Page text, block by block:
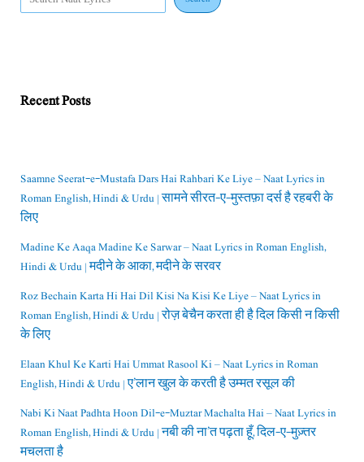
Recent Posts
Saamne Seerat-e-Mustafa Dars Hai Rahbari Ke Liye – Naat Lyrics in
Roman English, Hindi & Urdu | सामने सीरत-ए-मुस्तफ़ा दर्स है रहबरी के
लिए
Madine Ke Aaqa Madine Ke Sarwar – Naat Lyrics in Roman English,
Hindi & Urdu | मदीने के आका, मदीने के सरवर
Roz Bechain Karta Hi Hai Dil Kisi Na Kisi Ke Liye – Naat Lyrics in
Roman English, Hindi & Urdu | रोज़ बेचैन करता ही है दिल किसी न किसी
के लिए
Elaan Khul Ke Karti Hai Ummat Rasool Ki – Naat Lyrics in Roman
English, Hindi & Urdu | ए’लान खुल के करती है उम्मत रसूल की
Nabi Ki Naat Padhta Hoon Dil-e-Muztar Machalta Hai – Naat Lyrics in
Roman English, Hindi & Urdu | नबी की ना’त पढ़ता हूँ, दिल-ए-मुज़्तर
मचलता है